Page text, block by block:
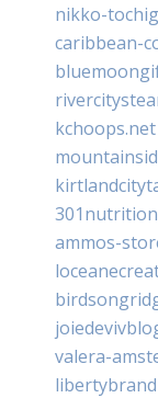
nikko-
caribbean-
kchoops.net
ammos-
valera-